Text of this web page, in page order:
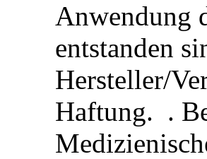
Anwendung
entstanden
Hersteller/
Haftung. .